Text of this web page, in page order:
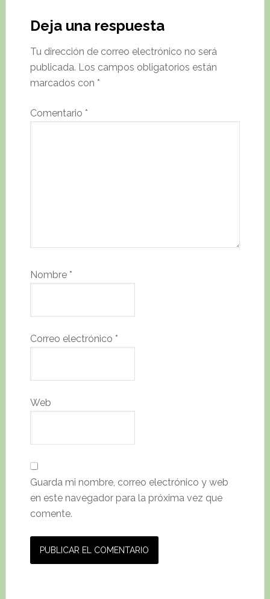
Deja una respuesta
Tu dirección de correo electrónico no será
publicada. Los campos obligatorios están
marcados con *
Comentario *
Nombre *
Correo electrónico *
Web
Guarda mi nombre, correo electrónico y web
en este navegador para la próxima vez que
comente.